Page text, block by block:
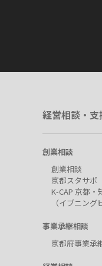
経営相談・支
創業相談
創業相談
京都スタサポ
K-CAP 京都
（イブニング
事業承継相談
京都府事業承